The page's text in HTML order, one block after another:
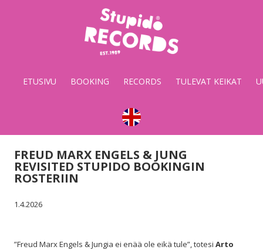
Stupido
Records
&
ETUSIVU BOOKING RECORDS TULEVAT KEIKAT
FREUD MARX ENGELS & JUNG
REVISITED STUPIDO BOOKINGIN
ROSTERIIN
1.4.2026
”Freud Marx Engels & Jungia ei enää ole eikä tule”, totesi Arto